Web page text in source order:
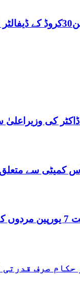
کی وزیراعلیٰ
کمیٹی سے
حکام صرف